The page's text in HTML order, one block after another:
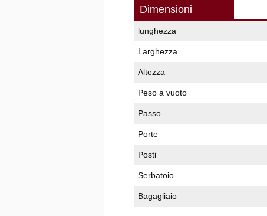
Dimensioni
lunghezza
Larghezza
Altezza
Peso a vuoto
Passo
Porte
Posti
Serbatoio
Bagagliaio